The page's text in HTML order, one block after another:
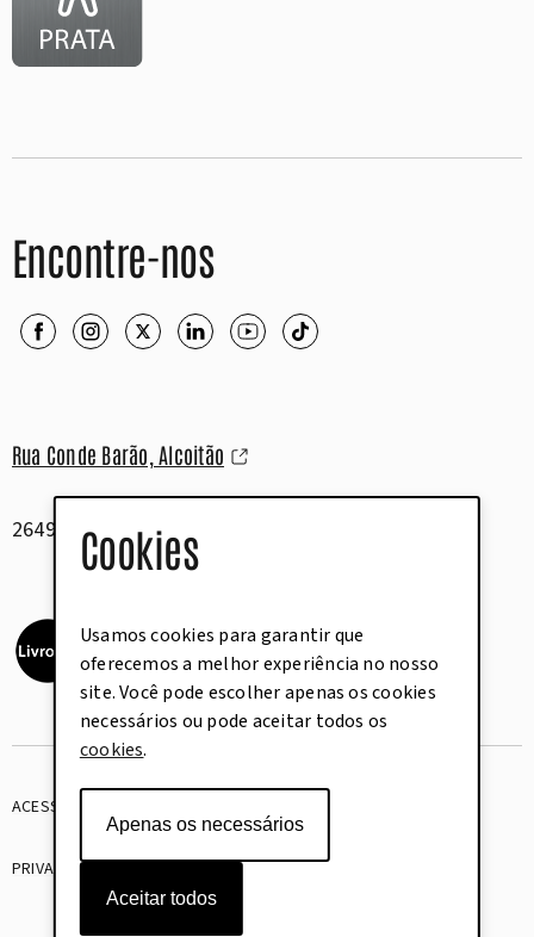
Cookies
Usamos cookies para garantir que
oferecemos a melhor experiência no nosso
site. Você pode escolher apenas os cookies
necessários ou pode aceitar todos os
cookies.
Apenas os necessários
Aceitar todos
Encontre-nos
Rua Conde Barão, Alcoitão
2649-506 Alcabideche
ACESSIBILIDADE
PRIVACIDADE COOKIES